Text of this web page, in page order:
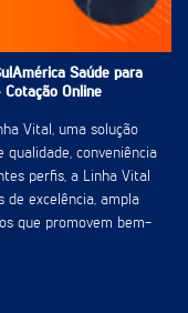
Saúde para
Online
Vital, uma solução
conveniência
perfis, a Linha Vital
excelência, ampla
que promovem bem-